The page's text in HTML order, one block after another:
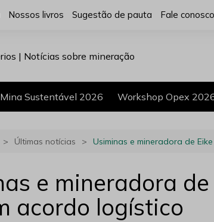
Nossos livros Sugestão de pauta Fale conosco
Sustentável 2026 Workshop Opex
Últimas notícias Usiminas e mineradora de
e mineradora
acordo logístico